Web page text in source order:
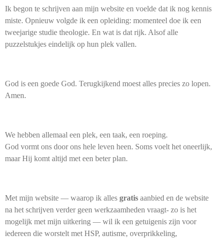
Ik begon te schrijven aan mijn website en voelde dat ik nog kennis
miste. Opnieuw volgde ik een opleiding: momenteel doe ik een
tweejarige studie theologie. En wat is dat rijk. Alsof alle
puzzelstukjes eindelijk op hun plek vallen.
God is een goede God. Terugkijkend moest alles precies zo lopen.
Amen.
We hebben allemaal een plek, een taak, een roeping.
God vormt ons door ons hele leven heen. Soms voelt het oneerlijk,
maar Hij komt altijd met een beter plan.
Met mijn website — waarop ik alles gratis aanbied en de website
na het schrijven verder geen werkzaamheden vraagt- zo is het
mogelijk met mijn uitkering — wil ik een getuigenis zijn voor
iedereen die worstelt met HSP, autisme, overprikkeling,